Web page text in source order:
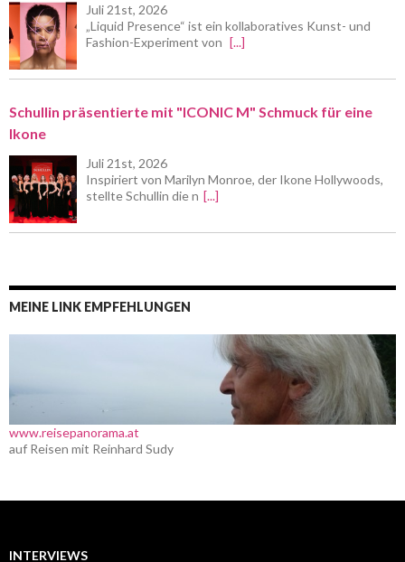
Juli 21st, 2026
„Liquid Presence“ ist ein kollaboratives Kunst- und
Fashion-Experiment von [...]
Schullin präsentierte mit "ICONIC M" Schmuck für eine
Ikone
Juli 21st, 2026
Inspiriert von Marilyn Monroe, der Ikone Hollywoods,
stellte Schullin die n [...]
MEINE LINK EMPFEHLUNGEN
www.reisepanorama.at
auf Reisen mit Reinhard Sudy
INTERVIEWS